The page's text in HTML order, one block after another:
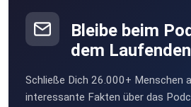
Bleibe beim
dem Laufenden
Schließe Dich 26.000+ Menschen
interessante Fakten über das